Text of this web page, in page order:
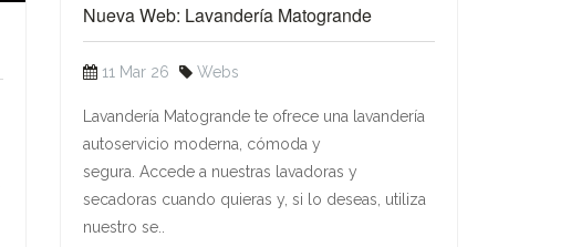
Nueva Web: Lavandería Matogrande
11 Mar 26 Webs
Lavandería Matogrande te ofrece una lavandería
autoservicio moderna, cómoda y
segura. Accede a nuestras lavadoras y
secadoras cuando quieras y, si lo deseas, utiliza
nuestro se..